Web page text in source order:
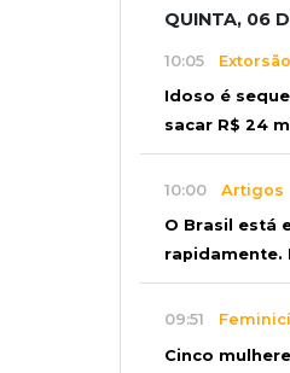
QUINTA, 06
10:05 Extorsão
Idoso é
sacar R$ 24
10:00 Artigos
O Brasil está
rapidamente.
09:51
Cinco